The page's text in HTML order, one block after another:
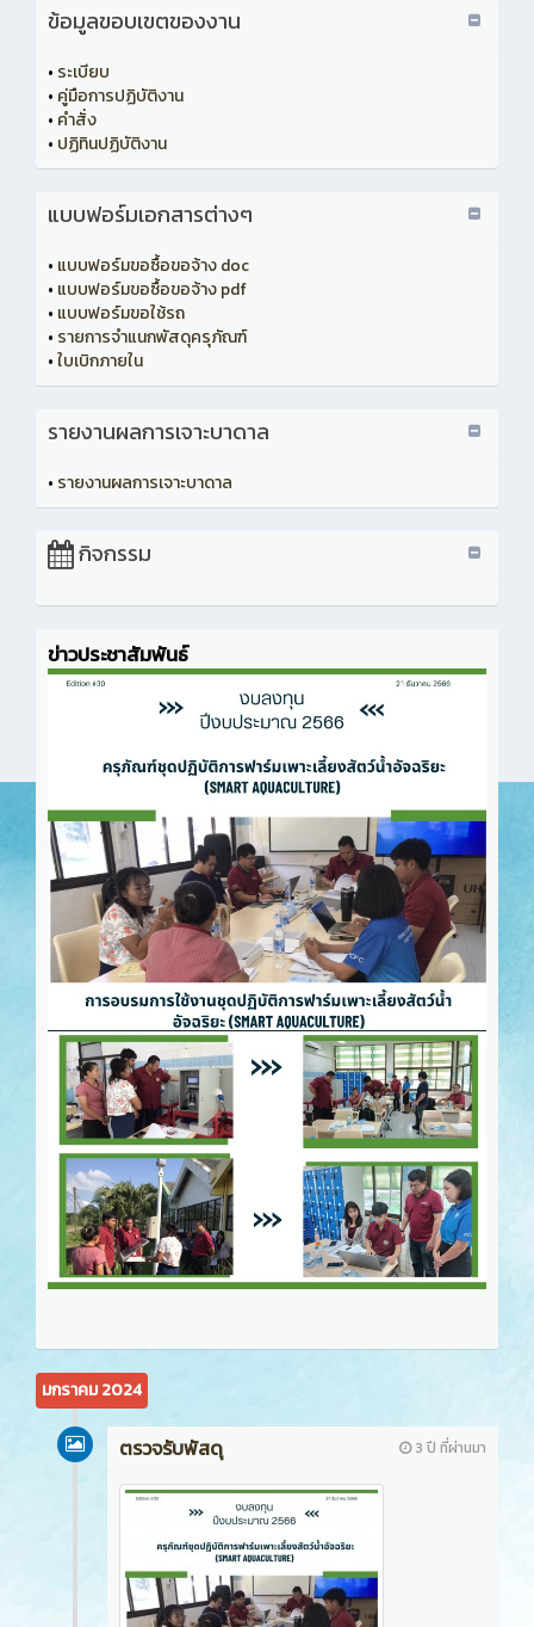
ข้อมูลขอบเขตของงาน
• ระเบียบ
• คู่มือการปฏิบัติงาน
• คำสั่ง
• ปฏิทินปฏิบัติงาน
แบบฟอร์มเอกสารต่างๆ
• แบบฟอร์มขอซื้อขอจ้าง doc
• แบบฟอร์มขอซื้อขอจ้าง pdf
• แบบฟอร์มขอใช้รถ
• รายการจำแนกพัสดุครุภัณฑ์
•ใบเบิกภายใน
รายงานผลการเจาะบาดาล
• รายงานผลการเจาะบาดาล
กิจกรรม
ข่าวประชาสัมพันธ์
มกราคม 2024
3 ปี ที่ผ่านมา
ตรวจรับพัสดุ